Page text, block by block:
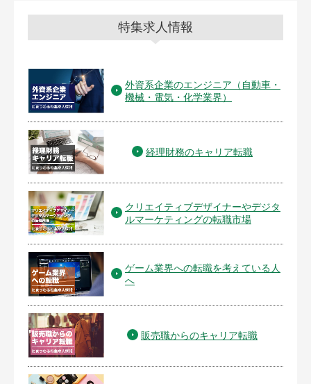
特集求人情報
外資系企業のエンジニア（自動車・
機械・電気・化学業界）
経理財務のキャリア転職
クリエイティブデザイナーやデジタ
ルマーケティングの転職市場
ゲーム業界への転職を考えている人
へ
販売職からのキャリア転職